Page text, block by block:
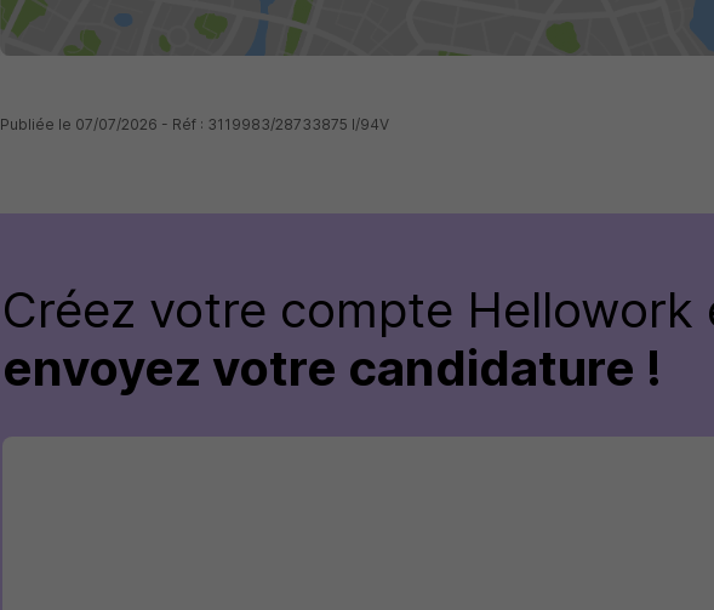
Publiée le 07/07/2026 - Réf : 3119983/28733875 I/94V
Créez votre compte Hellowork
envoyez votre candidature !